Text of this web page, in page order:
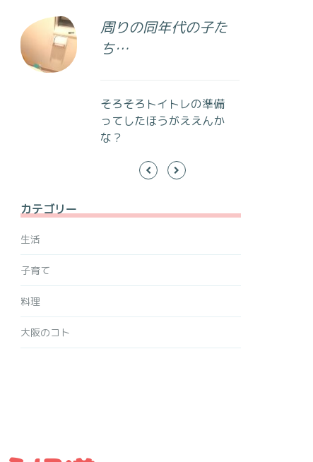
周りの同年代の子た
ち…
そろそろトイトレの準備
ってしたほうがええんか
な？
カテゴリー
生活
子育て
料理
大阪のコト